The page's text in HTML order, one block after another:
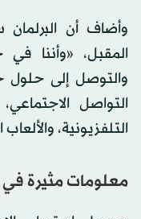
وأضاف أن
المقبل، «وأننا
والتوصل إلى حلول
التواصل
التلفزيونية،
معلومات مثيرة في